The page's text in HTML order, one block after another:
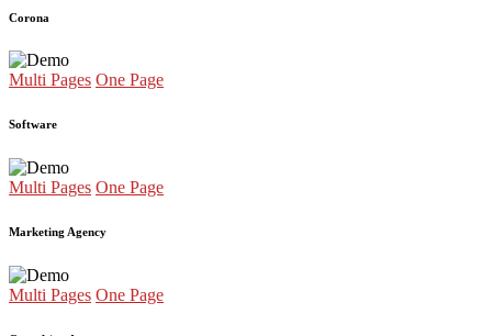
Corona
Multi Pages One Page
Software
Multi Pages One Page
Marketing Agency
Multi Pages One Page